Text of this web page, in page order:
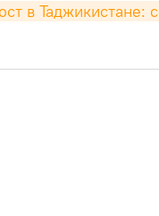
в Таджикистане: